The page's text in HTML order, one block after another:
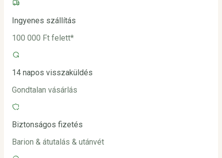
Ingyenes szállítás
100 000 Ft felett*
14 napos visszaküldés
Gondtalan vásárlás
Biztonságos fizetés
Barion & átutalás & utánvét